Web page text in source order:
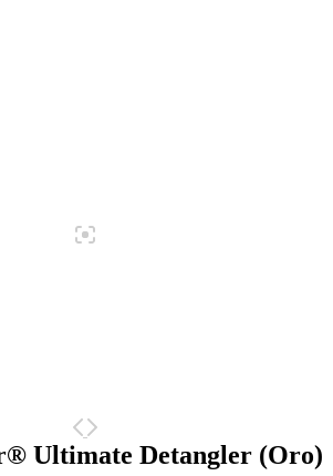
Ultimate Detangler (Oro)